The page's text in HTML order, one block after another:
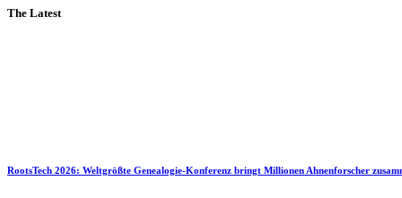
The Latest
RootsTech 2026: Weltgrößte Genealogie-Konferenz bringt Millionen Ahnenforscher